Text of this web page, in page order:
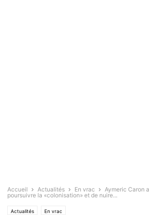
Accueil Actualités En vrac
Aymeric Caron
poursuivre la «colonisation» et de nuire...
Actualités En vrac